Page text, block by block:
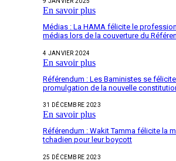
En savoir plus
Médias : La HAMA félicite le
médias lors de la couverture du
4 JANVIER 2024
En savoir plus
Référendum : Les Baministes se
promulgation de la nouvelle
31 DÉCEMBRE 2023
En savoir plus
Référendum : Wakit Tamma félicite la
tchadien pour leur boycott
25 DÉCEMBRE 2023